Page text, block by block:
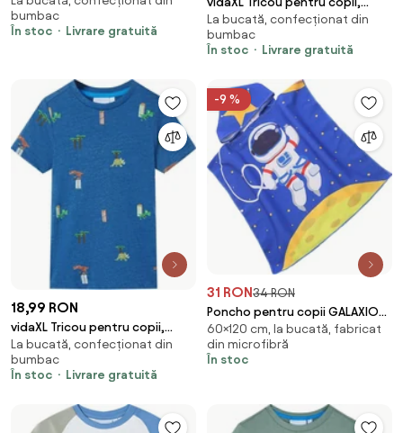
116
bumbac
În stoc
Livrare gratuită
albastru închis, 116
La bucată, confecționat din
bumbac
În stoc
Livrare gratuită
18,99 RON
vidaXL Tricou pentru copii,
albastru închis melanj, 104
La bucată, confecționat din
bumbac
În stoc
Livrare gratuită
-9 %
31 RON34 RON
Poncho pentru copii GALAXIO
albastru Dimensiune: 60 x 120
cm
60×120 cm, la bucată, fabricat
din microfibră
În stoc